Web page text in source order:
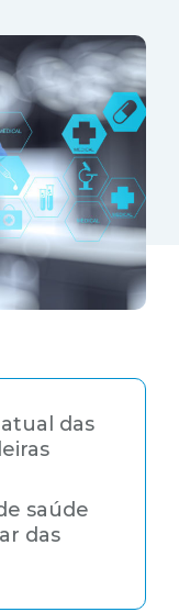
das
saúde
das